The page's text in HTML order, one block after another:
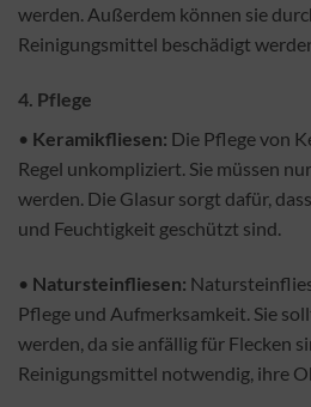
werden. Außerdem können sie
Reinigungsmittel beschädigt
4. Pflege
• Keramikfliesen: Die Pflege von
Regel unkompliziert. Sie müssen
werden. Die Glasur sorgt dafür,
und Feuchtigkeit geschützt sind.
• Natursteinfliesen:
Pflege und Aufmerksamkeit. Sie
werden, da sie anfällig für Flecken
Reinigungsmittel notwendig, ihre